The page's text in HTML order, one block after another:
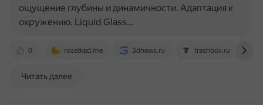
0 rozetked.me 3dnews.ru trashbox.ru
ощущение глубины и динамичности. Адаптация к
окружению. Liquid Glass…
Читать далее